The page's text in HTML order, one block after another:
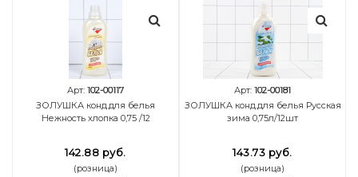
Арт: 102-00117
ЗОЛУШКА конд.для белья
Нежность хлопка 0,75 /12
142.88 руб.
(розница)
Арт: 102-00181
ЗОЛУШКА конд.для белья Русская
зима 0,75л/12шт
143.73 руб.
(розница)